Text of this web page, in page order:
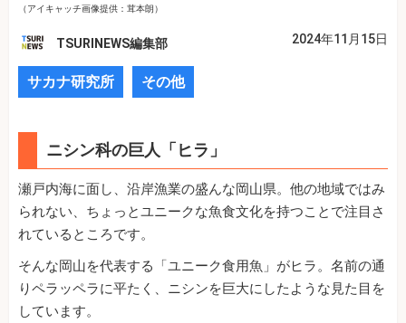
（アイキャッチ画像提供：茸本朗）
TSURINEWS編集部 2024年11月15日
サカナ研究所 その他
ニシン科の巨人「ヒラ」
瀬戸内海に面し、沿岸漁業の盛んな岡山県。他の地域ではみ
られない、ちょっとユニークな魚食文化を持つことで注目さ
れているところです。
そんな岡山を代表する「ユニーク食用魚」がヒラ。名前の通
りペラッペラに平たく、ニシンを巨大にしたような見た目を
しています。